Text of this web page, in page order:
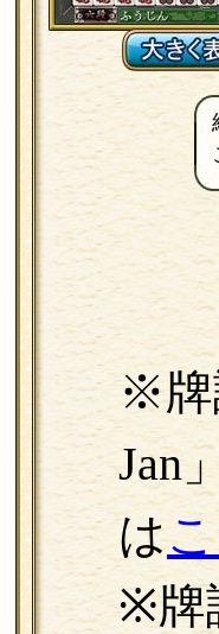
※牌
Jan
は
※牌